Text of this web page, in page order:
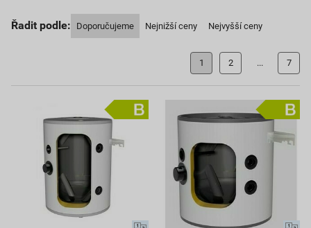
Řadit podle: Doporučujeme Nejnižší ceny Nejvyšší ceny
1 2 ... 7